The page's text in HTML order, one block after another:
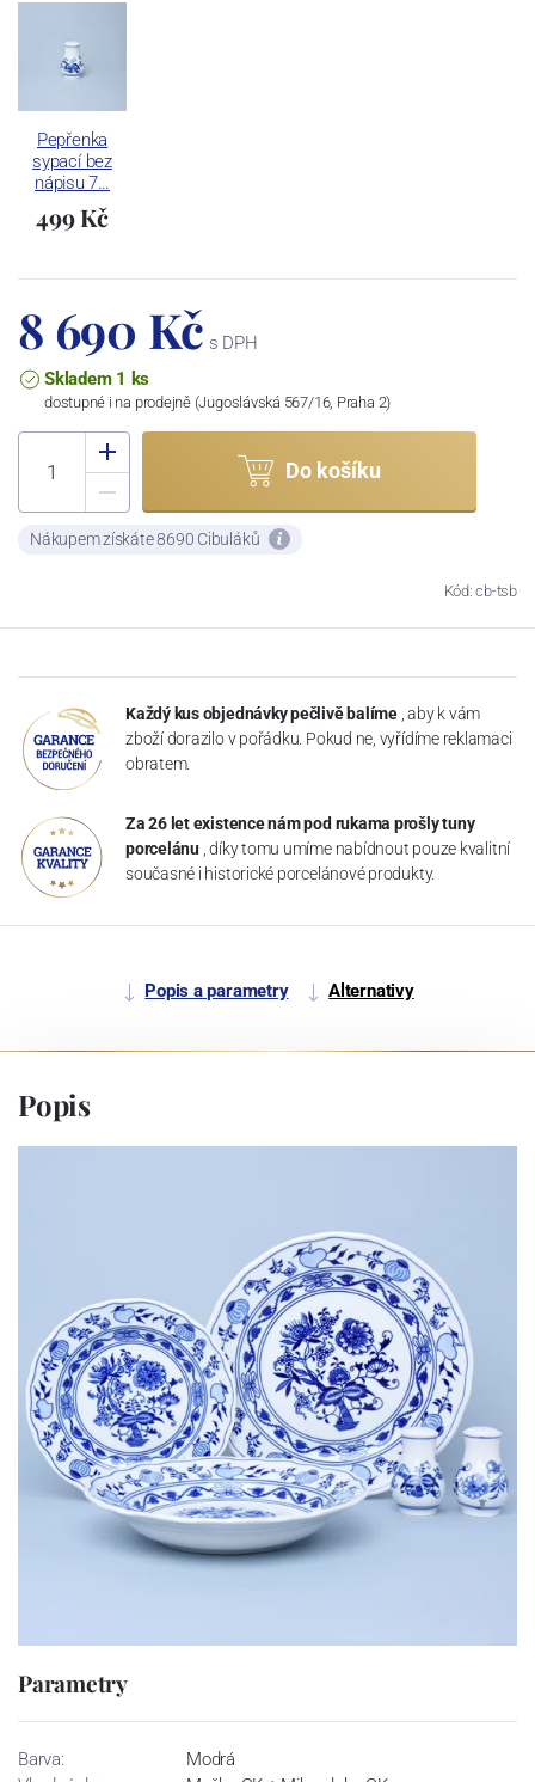
Pepřenka
sypací bez
nápisu 7…
499 Kč
8 690 Kč s DPH
Skladem 1 ks
dostupné i na prodejně (Jugoslávská 567/16, Praha 2)
Do košíku
Nákupem získáte 8690 Cibuláků
Kód: cb-tsb
Každý kus objednávky pečlivě balíme , aby k vám
zboží dorazilo v pořádku. Pokud ne, vyřídíme reklamaci
obratem.
Za 26 let existence nám pod rukama prošly tuny
porcelánu , díky tomu umíme nabídnout pouze kvalitní
současné i historické porcelánové produkty.
Popis a parametry Alternativy
Popis
Parametry
Barva:
Modrá